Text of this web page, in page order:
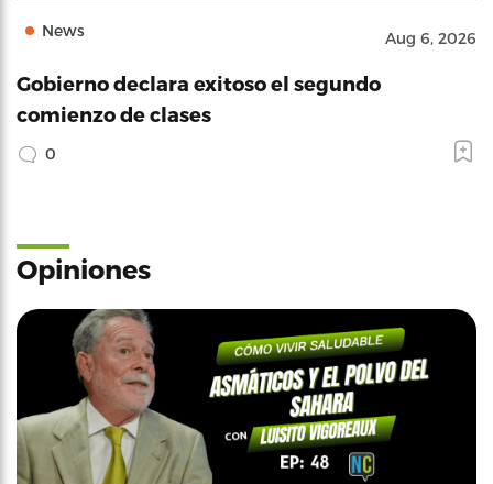
News Aug 6, 2026
Gobierno declara exitoso el segundo
comienzo de clases
0
Opiniones